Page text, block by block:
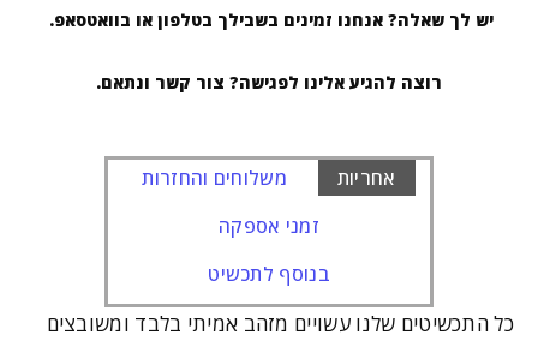
יש לך שאלה? אנחנו זמינים בשבילך בטלפון או בוואטסאפ.
רוצה להגיע אלינו לפגישה? צור קשר ונתאם.
אחריות
משלוחים והחזרות
זמני אספקה
בנוסף לתכשיט
כל התכשיטים שלנו עשויים מזהב אמיתי בלבד ומשובצים